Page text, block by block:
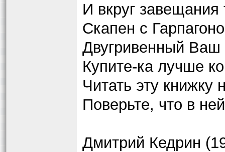
И вкруг завещания
Скапен с
Двугривенный Ваш
Купите-ка лучше
Читать эту книжку
Поверьте, что в
Дмитрий Кедрин